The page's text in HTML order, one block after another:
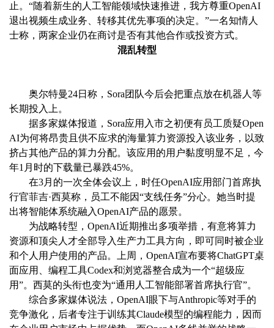
止。“随着新生的人工智能领域快速推进，我方尊重OpenAI
退出视频生成业务、转移其优先事项的决定。”一名知情人
士称，两家企业仍在商讨是否有其他合作或投资方式。
混乱转型
奥尔特曼24日称，Sora团队今后会把重点放在机器人等
长期投入上。
据多家媒体报道，Sora应用入市之初便有员工质疑Open
AI为何将昂贵且供不应求的海量算力资源投入该业务，以致
挤占其他产品的算力分配。该应用的用户黏度明显不足，今
年1月时的下载量已暴跌45%。
在3月的一次全体会议上，时任OpenAI应用部门首席执
行官菲吉·西莫称，员工不能因“支线任务”分心。她当时提
出将智能体系统融入OpenAI产品的愿景。
为战略转型，OpenAI近期推出多项举措，有意将算力
资源和顶尖人才全部导入生产力工具方向，即可同时被企业
和个人用户使用的产品。上周，OpenAI宣布要将ChatGPT桌
面应用、编程工具Codex和浏览器整合成为一个“超级应
用”。西莫的头衔也变为“通用人工智能部署首席执行官”。
综合多家媒体说法，OpenAI眼下与Anthropic等对手的
竞争激化，后者专注于训练其Claude模型的编程能力，因而